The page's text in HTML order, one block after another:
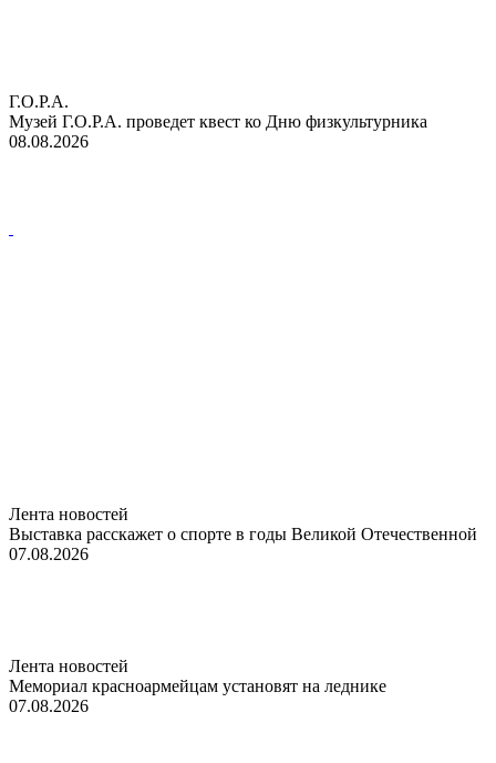
Г.О.Р.А.
Музей Г.О.Р.А. проведет квест ко Дню физкультурника
08.08.2026
Лента новостей
Выставка расскажет о спорте в годы Великой Отечественной
07.08.2026
Лента новостей
Мемориал красноармейцам установят на леднике
07.08.2026